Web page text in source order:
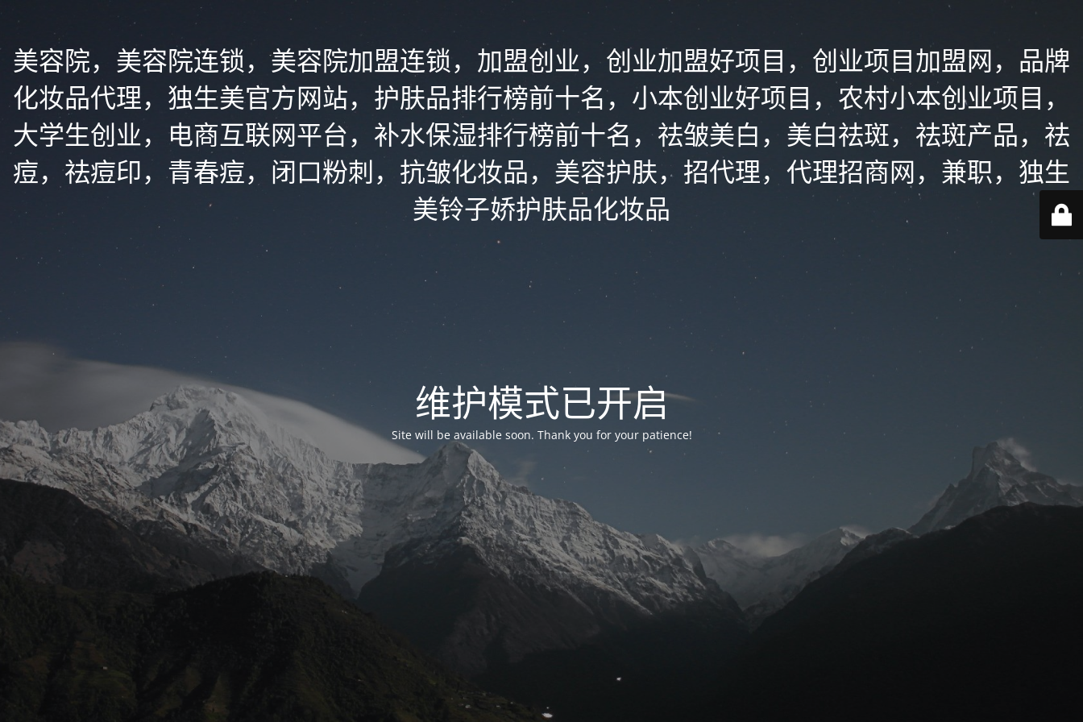
美容院，美容院连锁，美容院加盟连锁，加盟创业，创业加盟好项目，创业项目加盟网，品牌
化妆品代理，独生美官方网站，护肤品排行榜前十名，小本创业好项目，农村小本创业项目，
大学生创业，电商互联网平台，补水保湿排行榜前十名，祛皱美白，美白祛斑，祛斑产品，祛
痘，祛痘印，青春痘，闭口粉刺，抗皱化妆品，美容护肤，招代理，代理招商网，兼职，独生
美铃子娇护肤品化妆品
维护模式已开启
Site will be available soon. Thank you for your patience!